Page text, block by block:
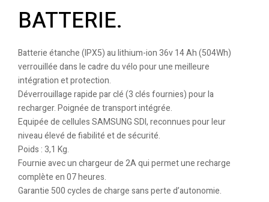
BATTERIE.
Batterie étanche (IPX5) au lithium-ion 36v 14 Ah (504Wh)
verrouillée dans le cadre du vélo pour une meilleure
intégration et protection.
Déverrouillage rapide par clé (3 clés fournies) pour la
recharger. Poignée de transport intégrée.
Equipée de cellules SAMSUNG SDI, reconnues pour leur
niveau élevé de fiabilité et de sécurité.
Poids : 3,1 Kg.
Fournie avec un chargeur de 2A qui permet une recharge
complète en 07 heures.
Garantie 500 cycles de charge sans perte d’autonomie.